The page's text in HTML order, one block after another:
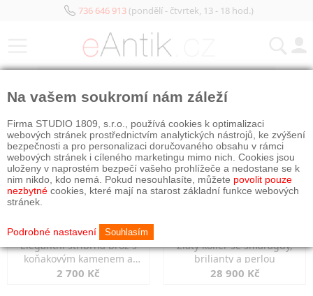
736 646 913(pondělí - čtvrtek, 13 - 18 hod.)
Elegantní stříbrná brož s
koňakovým kamenem a
markazity
2 700 Kč
Zlatý kolier se smaragdy,
brilianty a perlou
28 900 Kč
Na vašem soukromí nám záleží
Firma STUDIO 1809, s.r.o., používá cookies k optimalizaci
webových stránek prostřednictvím analytických nástrojů, ke zvýšení
bezpečnosti a pro personalizaci doručovaného obsahu v rámci
webových stránek i cíleného marketingu mimo nich. Cookies jsou
uloženy v naprostém bezpečí vašeho prohlížeče a nedostane se k
nim nikdo, kdo nemá. Pokud nesouhlasíte, můžete povolit pouze
nezbytné cookies, které mají na starost základní funkce webových
stránek.
Podrobné nastavení Souhlasím